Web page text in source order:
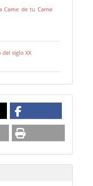
Carne de tu Carne
siglo XX